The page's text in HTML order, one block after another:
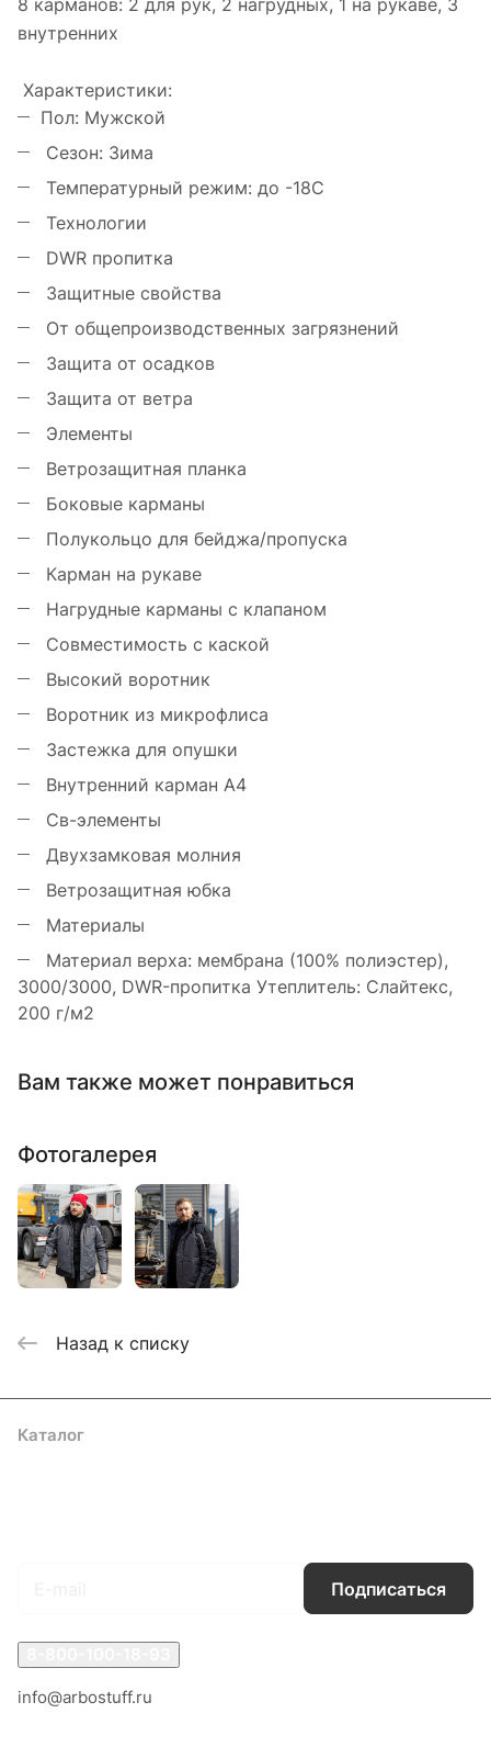
8 карманов: 2 для рук, 2 нагрудных, 1 на рукаве, 3
внутренних
Характеристики:
Пол: Мужской
Сезон: Зима
Температурный режим: до -18С
Технологии
DWR пропитка
Защитные свойства
От общепроизводственных загрязнений
Защита от осадков
Защита от ветра
Элементы
Ветрозащитная планка
Боковые карманы
Полукольцо для бейджа/пропуска
Карман на рукаве
Нагрудные карманы с клапаном
Совместимость с каской
Высокий воротник
Воротник из микрофлиса
Застежка для опушки
Внутренний карман A4
Св-элементы
Двухзамковая молния
Ветрозащитная юбка
Материалы
Материал верха: мембрана (100% полиэстер),
3000/3000, DWR-пропитка Утеплитель: Слайтекс,
200 г/м2
Вам также может понравиться
Фотогалерея
Назад к списку
Каталог
Подписаться
info@arbostuff.ru